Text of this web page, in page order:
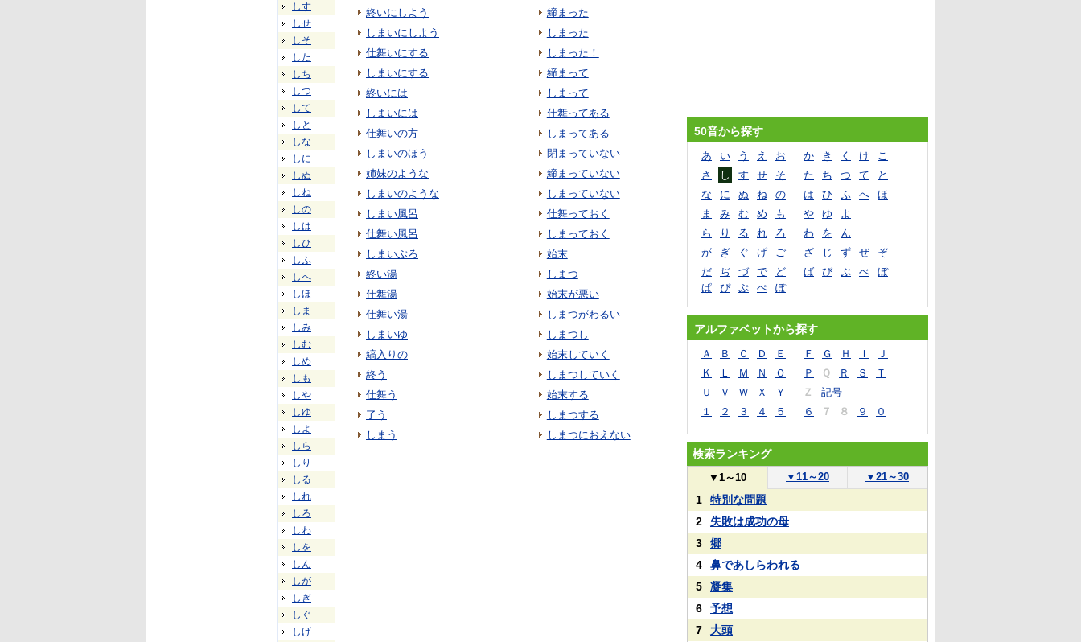
しす
しせ
しそ
した
しち
しつ
して
しと
しな
しに
しぬ
しね
しの
しは
しひ
しふ
しへ
しほ
しま
しみ
しむ
しめ
しも
しや
しゆ
しよ
しら
しり
しる
しれ
しろ
しわ
しを
しん
しが
しぎ
しぐ
しげ
終いにしよう
しまいにしよう
仕舞いにする
しまいにする
終いには
しまいには
仕舞いの方
しまいのほう
姉妹のような
しまいのような
しまい風呂
仕舞い風呂
しまいぶろ
終い湯
仕舞湯
仕舞い湯
しまいゆ
縞入りの
終う
仕舞う
了う
しまう
締まった
しまった
しまった！
締まって
しまって
仕舞ってある
しまってある
閉まっていない
締まっていない
しまっていない
仕舞っておく
しまっておく
始末
しまつ
始末が悪い
しまつがわるい
しまつし
始末していく
しまつしていく
始末する
しまつする
しまつにおえない
50音から探す
あ い う え お か き く け
こ
さ
し す せ そ た ち つ て
と
な
に ぬ ね の は ひ ふ へ
ほ
ま
み む め も や ゆ
よ
ら
り る れ ろ わ を
ん
が
ぎ ぐ げ ご ざ じ ず ぜ
ぞ
だ
ぢ づ で ど ば び ぶ べ
ぼ
ぱ
ぴ ぷ ぺ ぽ
アルファベットから探す
Ａ Ｂ Ｃ Ｄ Ｅ Ｆ Ｇ Ｈ Ｉ
Ｊ
Ｋ
Ｌ Ｍ Ｎ Ｏ Ｐ Ｑ Ｒ Ｓ
Ｔ
Ｕ
Ｖ Ｗ Ｘ Ｙ Ｚ
記号
１
２ ３ ４ ５ ６ ７ ８ ９ ０
検索ランキング
▼ 1～10 ▼ 11～20 ▼ 21～30
1
特別な問題
2
失敗は成功の母
3
郷
4
鼻であしらわれる
5
凝集
6
予想
7
大頭